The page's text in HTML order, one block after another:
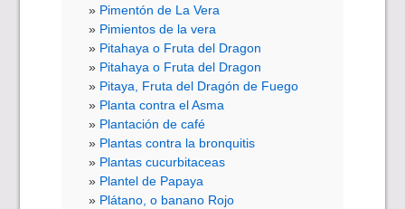
Pimentón de La Vera
Pimientos de la vera
Pitahaya o Fruta del Dragon
Pitahaya o Fruta del Dragon
Pitaya, Fruta del Dragón de Fuego
Planta contra el Asma
Plantación de café
Plantas contra la bronquitis
Plantas cucurbitaceas
Plantel de Papaya
Plátano, o banano Rojo